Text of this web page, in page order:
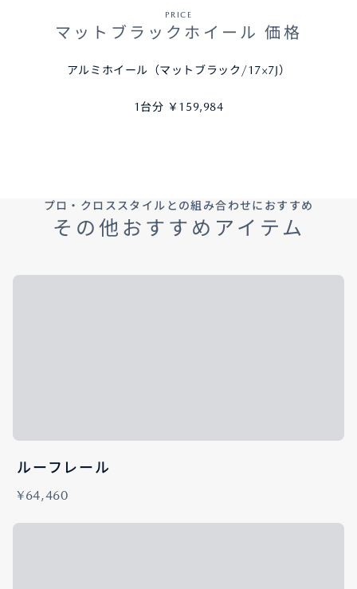
PRICE
マットブラックホイール 価格
アルミホイール（マットブラック/17×7J）
1台分 ￥159,984
プロ・クロススタイルとの組み合わせにおすすめ
その他おすすめアイテム
ルーフレール
¥64,460